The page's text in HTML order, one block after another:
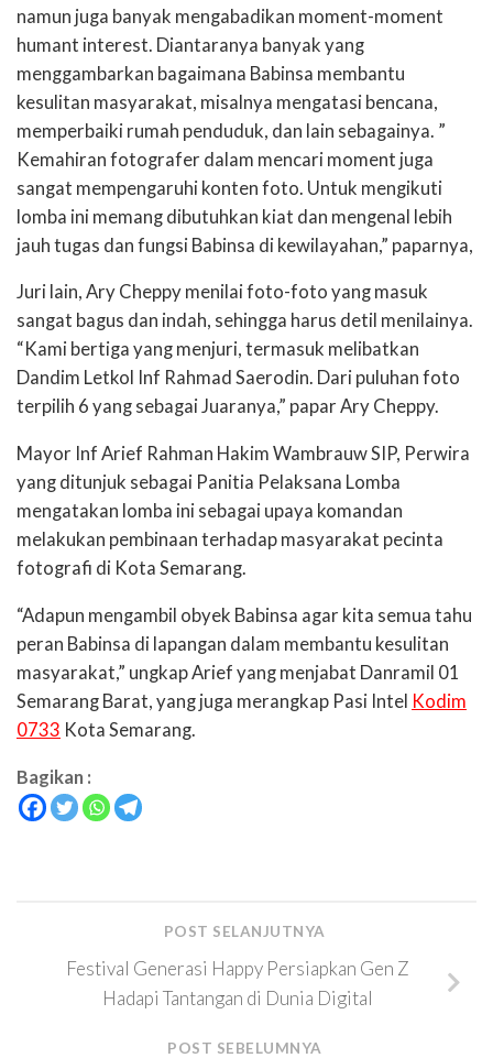
namun juga banyak mengabadikan moment-moment
humant interest. Diantaranya banyak yang
menggambarkan bagaimana Babinsa membantu
kesulitan masyarakat, misalnya mengatasi bencana,
memperbaiki rumah penduduk, dan lain sebagainya. ”
Kemahiran fotografer dalam mencari moment juga
sangat mempengaruhi konten foto. Untuk mengikuti
lomba ini memang dibutuhkan kiat dan mengenal lebih
jauh tugas dan fungsi Babinsa di kewilayahan,” paparnya,
Juri lain, Ary Cheppy menilai foto-foto yang masuk
sangat bagus dan indah, sehingga harus detil menilainya.
“Kami bertiga yang menjuri, termasuk melibatkan
Dandim Letkol Inf Rahmad Saerodin. Dari puluhan foto
terpilih 6 yang sebagai Juaranya,” papar Ary Cheppy.
Mayor Inf Arief Rahman Hakim Wambrauw SIP, Perwira
yang ditunjuk sebagai Panitia Pelaksana Lomba
mengatakan lomba ini sebagai upaya komandan
melakukan pembinaan terhadap masyarakat pecinta
fotografi di Kota Semarang.
“Adapun mengambil obyek Babinsa agar kita semua tahu
peran Babinsa di lapangan dalam membantu kesulitan
masyarakat,” ungkap Arief yang menjabat Danramil 01
Semarang Barat, yang juga merangkap Pasi Intel Kodim
0733 Kota Semarang.
Bagikan :
POST SELANJUTNYA
Festival Generasi Happy Persiapkan Gen Z
Hadapi Tantangan di Dunia Digital
POST SEBELUMNYA